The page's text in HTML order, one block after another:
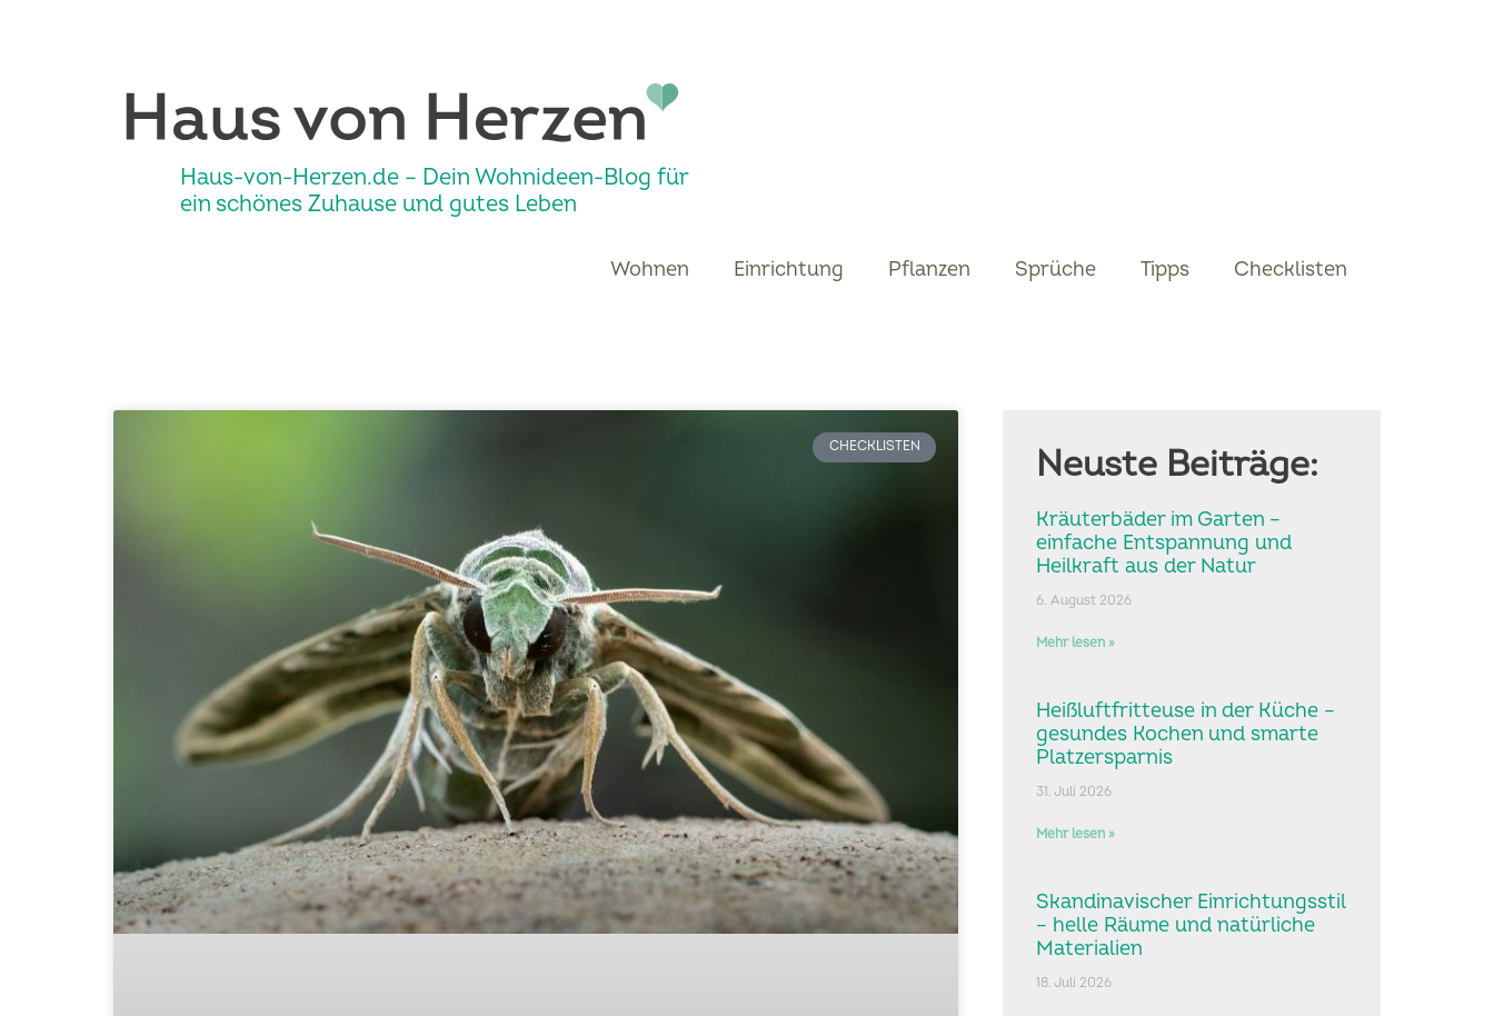
Haus-von-Herzen.de – Dein Wohnideen-Blog für
ein schönes Zuhause und gutes Leben
Wohnen Einrichtung Pflanzen Sprüche Tipps Checklisten
CHECKLISTEN Neuste Beiträge:
Kräuterbäder im Garten –
einfache Entspannung und
Heilkraft aus der Natur
6. August 2026
Mehr lesen »
Heißluftfritteuse in der Küche –
gesundes Kochen und smarte
Platzersparnis
31. Juli 2026
Mehr lesen »
Skandinavischer Einrichtungsstil
– helle Räume und natürliche
Materialien
18. Juli 2026